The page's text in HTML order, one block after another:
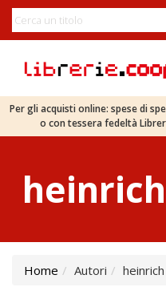
Per gli acquisti online: spese di
o con tessera fedeltà
Home Autori